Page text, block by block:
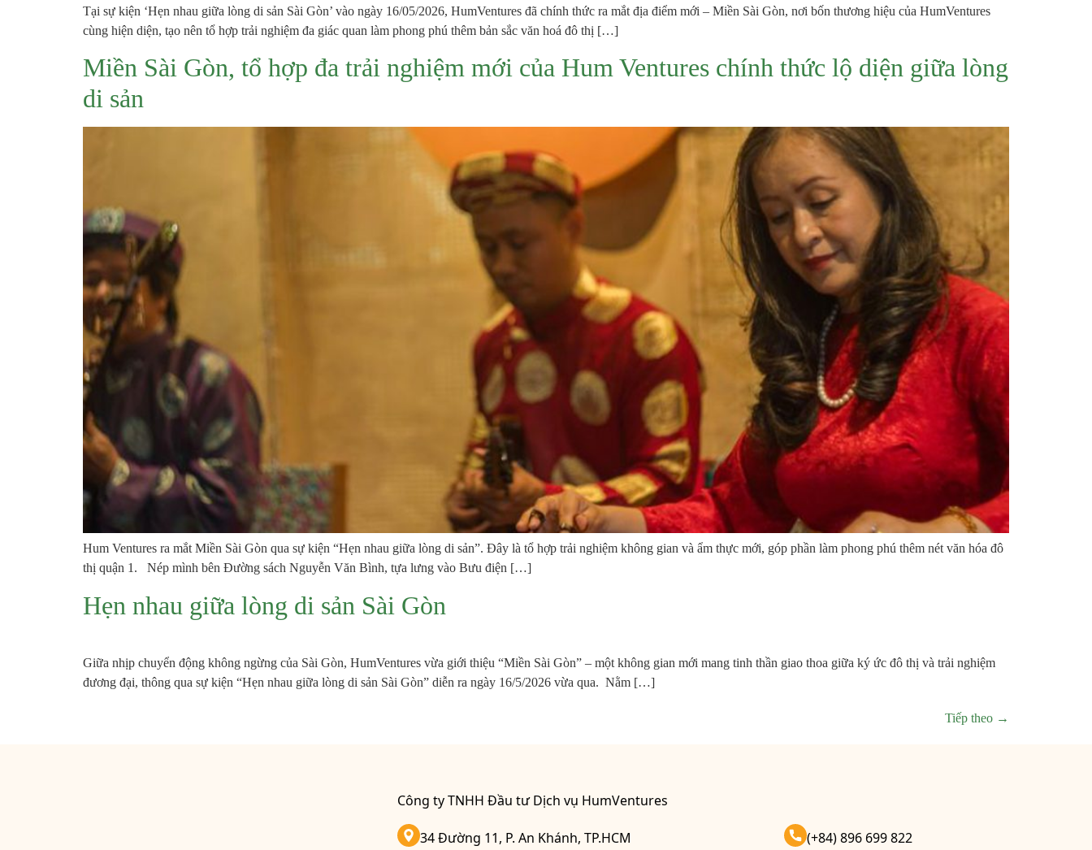
Tại sự kiện ‘Hẹn nhau giữa lòng di sản Sài Gòn’ vào ngày 16/05/2026, HumVentures đã chính thức ra mắt địa điểm mới – Miền Sài Gòn, nơi bốn thương hiệu của HumVentures
cùng hiện diện, tạo nên tổ hợp trải nghiệm đa giác quan làm phong phú thêm bản sắc văn hoá đô thị […]
Miền Sài Gòn, tổ hợp đa trải nghiệm mới của Hum Ventures chính thức lộ diện giữa lòng
di sản
Hum Ventures ra mắt Miền Sài Gòn qua sự kiện “Hẹn nhau giữa lòng di sản”. Đây là tổ hợp trải nghiệm không gian và ẩm thực mới, góp phần làm phong phú thêm nét văn hóa đô
thị quận 1. Nép mình bên Đường sách Nguyễn Văn Bình, tựa lưng vào Bưu điện […]
Hẹn nhau giữa lòng di sản Sài Gòn
Giữa nhịp chuyển động không ngừng của Sài Gòn, HumVentures vừa giới thiệu “Miền Sài Gòn” – một không gian mới mang tinh thần giao thoa giữa ký ức đô thị và trải nghiệm
đương đại, thông qua sự kiện “Hẹn nhau giữa lòng di sản Sài Gòn” diễn ra ngày 16/5/2026 vừa qua. Nằm […]
Tiếp theo →
Công ty TNHH Đầu tư Dịch vụ HumVentures
34 Đường 11, P. An Khánh, TP.HCM (+84) 896 699 822